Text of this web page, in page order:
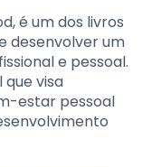
é um dos livros
desenvolver um
e pessoal.
visa
estar pessoal